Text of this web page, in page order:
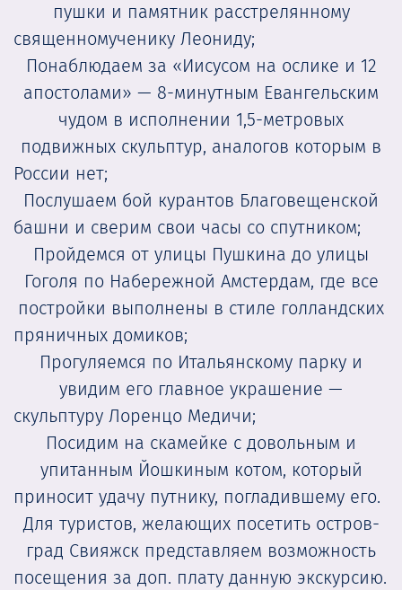
пушки и памятник расстрелянному
священномученику Леониду;
Понаблюдаем за «Иисусом на ослике и 12
апостолами» — 8-минутным Евангельским
чудом в исполнении 1,5-метровых
подвижных скульптур, аналогов которым в
России нет;
Послушаем бой курантов Благовещенской
башни и сверим свои часы со спутником;
Пройдемся от улицы Пушкина до улицы
Гоголя по Набережной Амстердам, где все
постройки выполнены в стиле голландских
пряничных домиков;
Прогуляемся по Итальянскому парку и
увидим его главное украшение —
скульптуру Лоренцо Медичи;
Посидим на скамейке с довольным и
упитанным Йошкиным котом, который
приносит удачу путнику, погладившему его.
Для туристов, желающих посетить остров-
град Свияжск представляем возможность
посещения за доп. плату данную экскурсию.